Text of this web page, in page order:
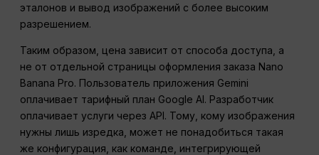
эталонов и вывод изображений с более высоким
разрешением.
Таким образом, цена зависит от способа доступа, а
не от отдельной страницы оформления заказа Nano
Banana Pro. Пользователь приложения Gemini
оплачивает тарифный план Google AI. Разработчик
оплачивает услуги через API. Тому, кому изображения
нужны лишь изредка, может не понадобиться такая
же конфигурация, как команде, интегрирующей